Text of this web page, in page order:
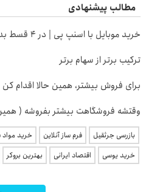
مطالب پیشنهادی
خرید موبایل با اسنپ پی | در ۴ قسط بدون سود و کارمزد!
ترکیب برتر از سهام برتر
برای فروش بیشتر، همین حالا اقدام
وقتشه فروشگاهت بیشتر بفروشه (
بازرسی جرثقیل فرم ساز آنلاین خرید مواد
خرید یوسی
اقتصاد ایرانی بهترین بروکر